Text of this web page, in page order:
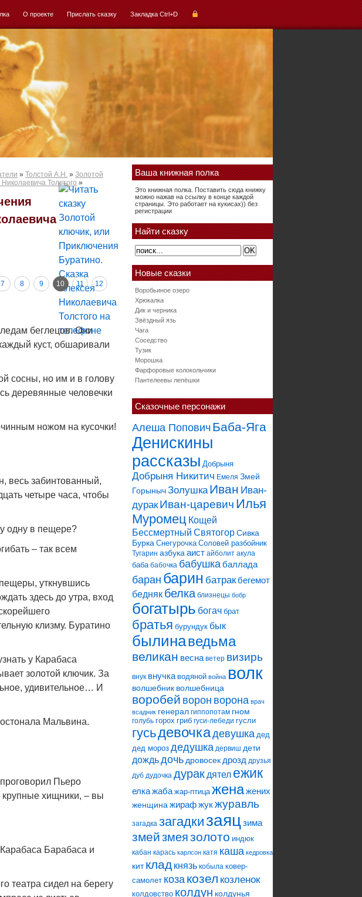
О проекте Прислать сказку Закладка Ctrl+D
» Толстой А.Н. » Золотой
Толстого »
7 8 9 10 11 12
беглецов. Они
куст, обшаривали
сосны, но им и в голову
деревянные человечки
ножом на кусочки!
весь забинтованный,
четыре часа, чтобы
одну в пещере?
– так всем
уткнувшись
здесь до утра, вход
клизму. Буратино
у Карабаса
золотой ключик. За
удивительное… И
Мальвина.
Пьеро
крупные хищники, – вы
Барабаса и
театра сидел на берегу
Ваша книжная полка
Это книжная полка. Поставить сюда книжку
можно нажав на ссылку в конце каждой
страницы. Это работает на кукисах)) без
регистрации
Найти сказку
Новые сказки
Воробьиное озеро
Хрюкалка
Дик и черника
Звёздный язь
Чага
Соседство
Тузик
Морошка
Фарфоровые колокольчики
Пантелеевы лепёшки
Сказочные персонажи
Алеша Попович Баба-Яга
Денискины
рассказы Добрыня
Добрыня Никитич Емеля Змей
ГорынычЗолушка Иван Иван-
дурак Иван-царевич Илья
Муромец Кощей
Бессмертный СвятогорСивка
Бурка Снегурочка Соловей разбойник
Тугарин азбука аист айболит акула
баба бабочка бабушкабаллада
баран барин батракбегемот
бедняк белка близнецы бобр
богатырь богач брат
братья бурундук бык
былинаведьма
великан весна ветер визирь
внук внучка водяной война волк
волшебник волшебница
воробей ворон ворона врач
всадник генерал гиппопотам гном
голубь горох гриб гуси-лебеди гусли
гусьдевочкадевушка дед
дед мороз дедушка дервиш дети
дождьдочь дровосек дрозд друзья
дуб дудочка дурак дятел ежик
елкажаба жар-птица женажених
женщина жирафжукжуравль
загадка загадкизаяцзима
змейзмеязолото индюк
кабан карась карлсон катя каша кедровка
кит клад князь кобыла ковер-
самолет козакозел козленок
колдовство колдун колдунья